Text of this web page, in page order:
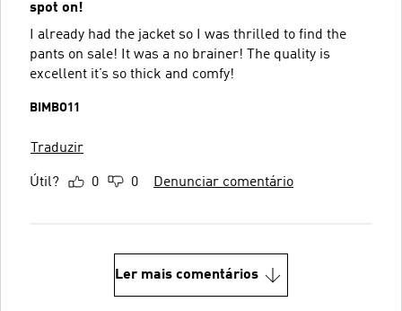
spot on!
I already had the jacket so I was thrilled to find the
pants on sale! It was a no brainer! The quality is
excellent it’s so thick and comfy!
BIMBO11
Traduzir
Útil? 0 0 Denunciar comentário
Ler mais comentários